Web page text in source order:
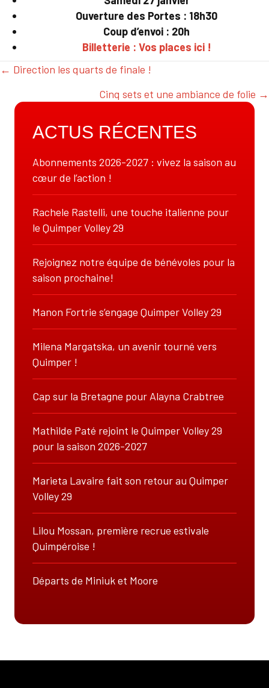
Ouverture des Portes : 18h30
Coup d’envoi : 20h
Billetterie : Vos places ici !
POSTS
NAVIGATION
← Direction les quarts de finale !
Cinq sets et une ambiance de folie →
ACTUS RÉCENTES
Abonnements 2026-2027 : vivez la saison au
cœur de l’action !
Rachele Rastelli, une touche italienne pour
le Quimper Volley 29
Rejoignez notre équipe de bénévoles pour la
saison prochaine!
Manon Fortrie s’engage Quimper Volley 29
Milena Margatska, un avenir tourné vers
Quimper !
Cap sur la Bretagne pour Alayna Crabtree
Mathilde Paté rejoint le Quimper Volley 29
pour la saison 2026-2027
Marieta Lavaire fait son retour au Quimper
Volley 29
Lilou Mossan, première recrue estivale
Quimpéroise !
Départs de Miniuk et Moore